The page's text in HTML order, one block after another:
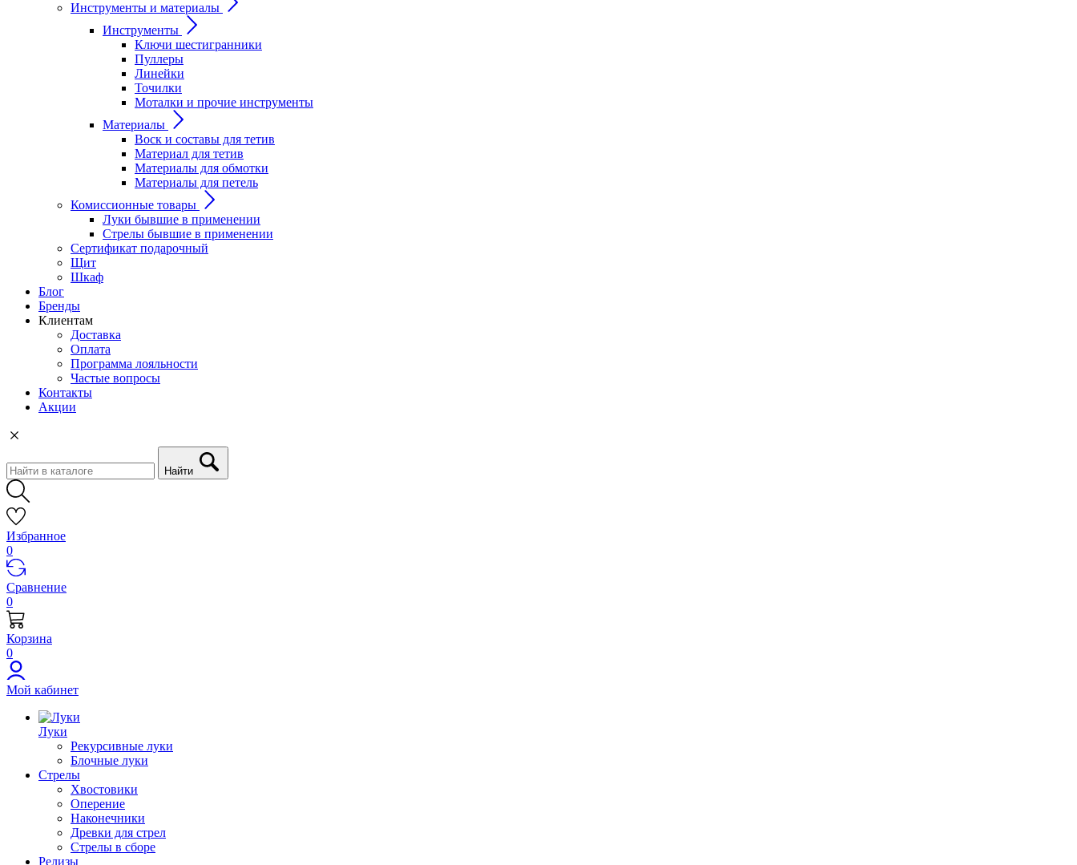
Инструменты и материалы
Инструменты
Ключи шестигранники
Пуллеры
Линейки
Точилки
Моталки и прочие инструменты
Материалы
Воск и составы для тетив
Материал для тетив
Материалы для обмотки
Материалы для петель
Комиссионные товары
Луки бывшие в применении
Стрелы бывшие в применении
Сертификат подарочный
Щит
Шкаф
Блог
Бренды
Клиентам
Доставка
Оплата
Программа лояльности
Частые вопросы
Контакты
Акции
Найти
Избранное
0
Сравнение
0
Корзина
0
Мой кабинет
Луки
Рекурсивные луки
Блочные луки
Стрелы
Хвостовики
Оперение
Наконечники
Древки для стрел
Стрелы в сборе
Релизы